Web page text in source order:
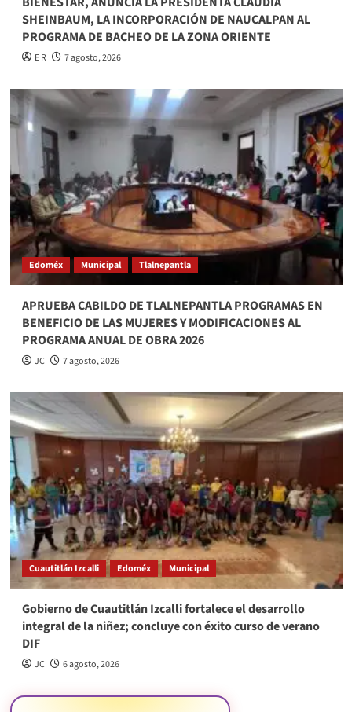
SHEINBAUM, LA INCORPORACIÓN DE NAUCALPAN AL
PROGRAMA DE BACHEO DE LA ZONA ORIENTE
E R 7 agosto, 2026
Edoméx Municipal Tlalnepantla
APRUEBA CABILDO DE TLALNEPANTLA PROGRAMAS EN
BENEFICIO DE LAS MUJERES Y MODIFICACIONES AL
PROGRAMA ANUAL DE OBRA 2026
JC 7 agosto, 2026
Cuautitlán Izcalli Edoméx Municipal
Gobierno de Cuautitlán Izcalli fortalece el desarrollo
integral de la niñez; concluye con éxito curso de verano
DIF
JC 6 agosto, 2026